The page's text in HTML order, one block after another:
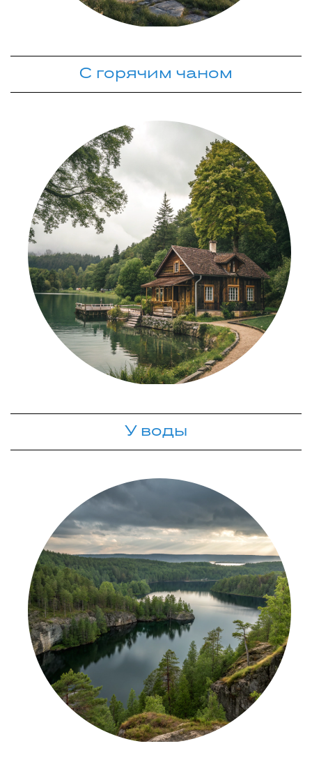
С горячим чаном
У воды